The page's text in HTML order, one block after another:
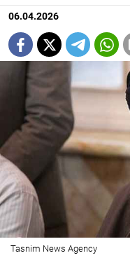
06.04.2026
Tasnim News Agency